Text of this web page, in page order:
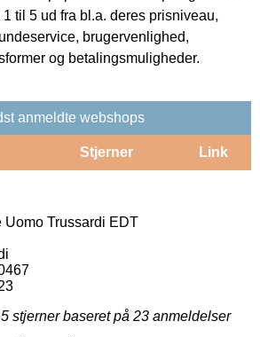
til 5 ud fra bl.a. deres prisniveau,
brugervenlighed,
og betalingsmuligheder.
anmeldte webshops
Stjerner Link
Uomo Trussardi EDT
stjerner baseret på 23 anmeldelser